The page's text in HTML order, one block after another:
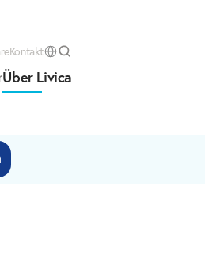
KontaktSelect Language
Über Livica